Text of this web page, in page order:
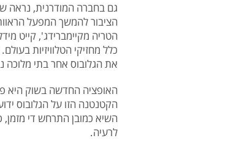
גם בחברה המודרנית, נראה
הציבור להמשך המפעל
הטריה מקיימברידג', קייט
כלל מחזיקי הטלוויזיות
את הגלובוס אחר בתי מלוכה
האופציה החדשה בשוק היא
הקטנטנה הזו על הגלובוס
השיא כמובן התרחש די מזמן,
לרעיה.